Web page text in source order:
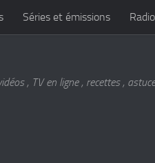
Séries et émissions
, TV en ligne , recettes ,